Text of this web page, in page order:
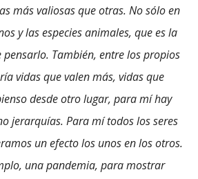
más valiosas que otras. No sólo en
y las especies animales, que es la
También, entre los propios
vidas que valen más, vidas que
desde otro lugar, para mí hay
jerarquías. Para mí todos los seres
un efecto los unos en los otros.
una pandemia, para mostrar